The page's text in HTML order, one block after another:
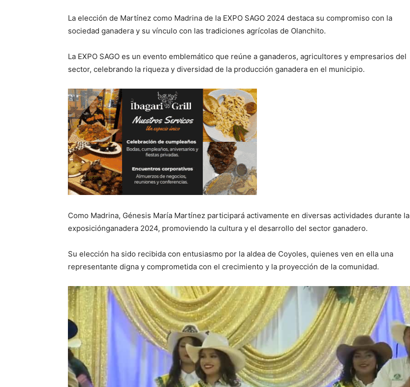
La elección de Martínez como Madrina de la EXPO SAGO 2024 destaca su compromiso con la
sociedad ganadera y su vínculo con las tradiciones agrícolas de Olanchito.
La EXPO SAGO es un evento emblemático que reúne a ganaderos, agricultores y empresarios del
sector, celebrando la riqueza y diversidad de la producción ganadera en el municipio.
Como Madrina, Génesis María Martínez participará activamente en diversas actividades durante la
exposiciónganadera 2024, promoviendo la cultura y el desarrollo del sector ganadero.
Su elección ha sido recibida con entusiasmo por la aldea de Coyoles, quienes ven en ella una
representante digna y comprometida con el crecimiento y la proyección de la comunidad.